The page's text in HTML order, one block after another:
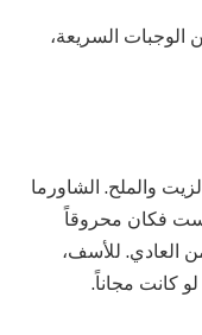
السريعة،
والملح. الشاورما
فكان محروقاً
العادي. للأسف،
كانت مجاناً.